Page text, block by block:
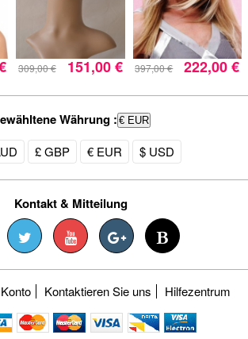
309,00 € 151,00 € 397,00 € 222,00 €
Währung :€ EUR
£ GBP € EUR $ USD
Kontakt & Mitteilung
Kontaktieren Sie uns Hilfezentrum